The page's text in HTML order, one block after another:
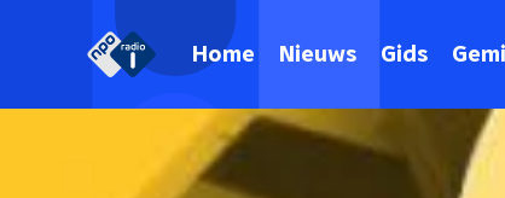
Home Nieuws Gids